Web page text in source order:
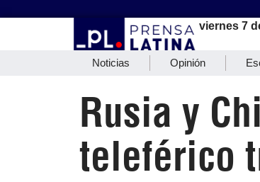
viernes 7
Noticias Opinión
Rusia y
teleférico